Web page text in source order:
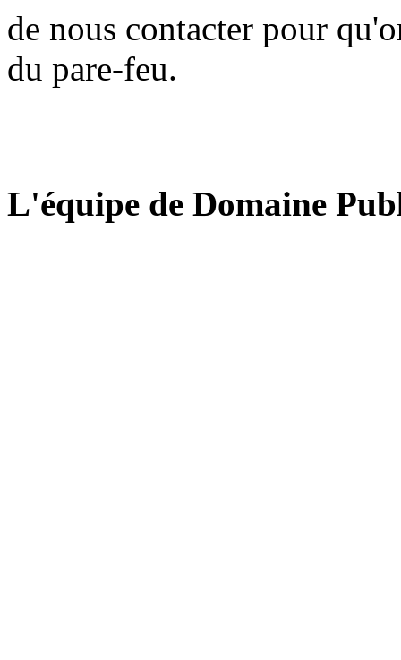
de nous contacter pour
du pare-feu.
L'équipe de Domaine